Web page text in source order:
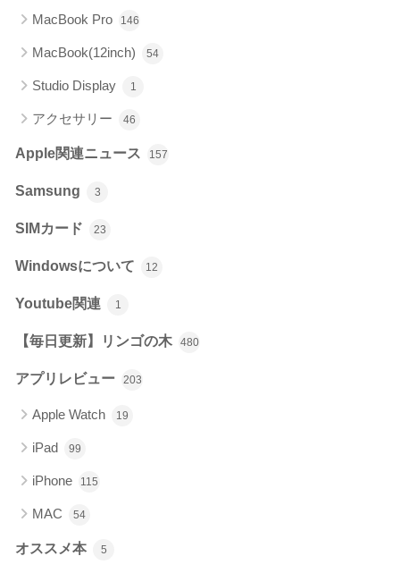
MacBook Pro 146
MacBook(12inch) 54
Studio Display 1
アクセサリー 46
Apple関連ニュース 157
Samsung 3
SIMカード 23
Windowsについて 12
Youtube関連 1
【毎日更新】リンゴの木 480
アプリレビュー 203
Apple Watch 19
iPad 99
iPhone 115
MAC 54
オススメ本 5